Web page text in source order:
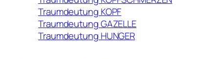
Traumdeutung KOPF
Traumdeutung GAZELLE
Traumdeutung HUNGER